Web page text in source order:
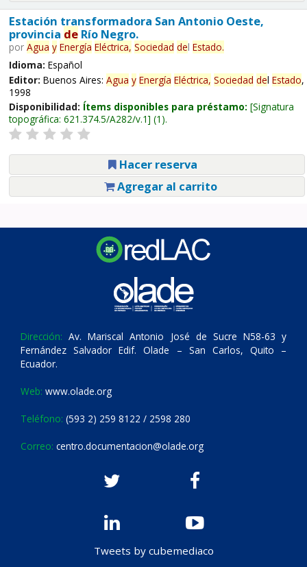
Estación transformadora San Antonio Oeste,
provincia deRío Negro.
por Agua y Energía Eléctrica, Sociedad del Estado.
Idioma: Español
Editor: Buenos Aires: Agua y Energía Eléctrica, Sociedad del Estado,
1998
Disponibilidad: Ítems disponibles para préstamo: Signatura
topográfica: 621.374.5/A282/v.1 (1).
Hacer reserva
Agregar al carrito
Dirección: Av. Mariscal Antonio José de Sucre N58-63 y
Fernández Salvador Edif. Olade – San Carlos, Quito –
Ecuador.
Web: www.olade.org
Teléfono: (593 2) 259 8122 / 2598 280
Correo: centro.documentacion@olade.org
Tweets by cubemediaco